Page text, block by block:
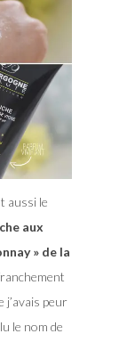
aussi le
aux
» de la
j’avais peur
le nom de